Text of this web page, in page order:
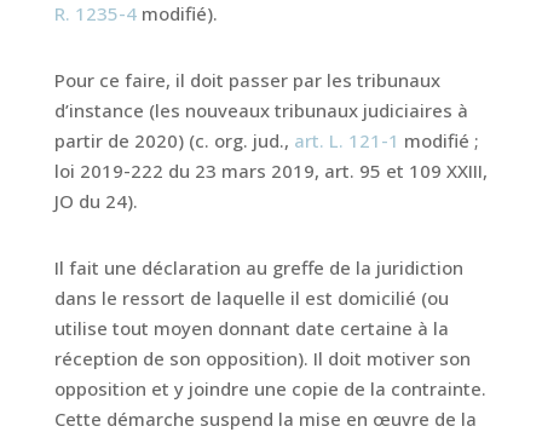
R. 1235-4modifié).
Pour ce faire, il doit passer par les tribunaux
d’instance (les nouveaux tribunaux judiciaires à
partir de 2020) (c. org. jud., art. L. 121-1 modifié ;
loi 2019-222 du 23 mars 2019, art. 95 et 109 XXIII,
JO du 24).
Il fait une déclaration au greffe de la juridiction
dans le ressort de laquelle il est domicilié (ou
utilise tout moyen donnant date certaine à la
réception de son opposition). Il doit motiver son
opposition et y joindre une copie de la contrainte.
Cette démarche suspend la mise en œuvre de la